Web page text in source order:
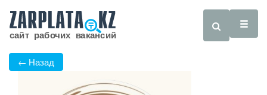
← Назад